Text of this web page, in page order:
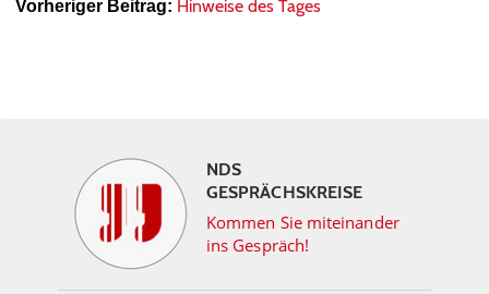
Vorheriger Beitrag: Hinweise des Tages
NDS
GESPRÄCHSKREISE
Kommen Sie miteinander
ins Gespräch!